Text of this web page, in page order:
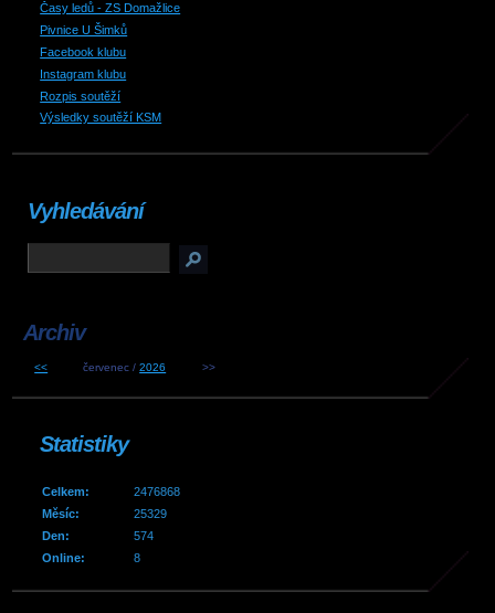
Časy ledů - ZS Domažlice
Pivnice U Šimků
Facebook klubu
Instagram klubu
Rozpis soutěží
Výsledky soutěží KSM
Vyhledávání
Archiv
<< červenec /2026 >>
Statistiky
Online: 8
Celkem:
2476868
Měsíc:
25329
Den:
574